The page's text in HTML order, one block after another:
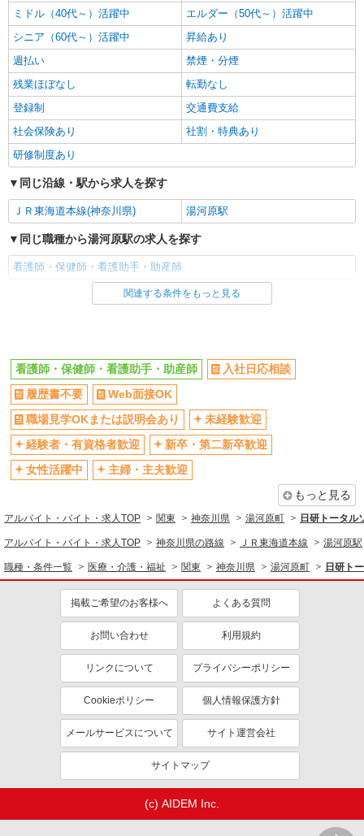
ミドル（40代～）活躍中
エルダー（50代～）活躍中
シニア（60代～）活躍中
昇給あり
週払い
禁煙・分煙
残業ほぼなし
転勤なし
登録制
交通費支給
社会保険あり
社割・特典あり
研修制度あり
同じ沿線・駅から求人を探す
ＪＲ東海道本線(神奈川県) 湯河原駅
同じ職種から湯河原駅の求人を探す
看護師・保健師・看護助手・助産師
同じ雇用形態から湯河原駅の求人を探す
入社日応相談
履歴書不要
Web面接OK
未経験歓迎
経験者・有資格者歓迎
新卒・第二新卒歓迎
女性活躍中
主婦・主夫歓迎
フリーター歓迎
ミドル（40代～）活躍中
エルダー（50代～）活躍中
シニア（60代～）活躍中
昇給あり
週払い
禁煙・分煙
残業ほぼなし
転勤なし
交通費支給
社割・特典あり
同じ職種から求人を探す
医療・介護・福祉
ミドル（40代～）活躍中
交通費支給
社会保険あり
関連する条件をもっと見る
看護師・保健師・看護助手・助産師
入社日応相談
履歴書不要
Web面接OK
職場見学OKまたは説明会あり
未経験歓迎
経験者・有資格者歓迎
新卒・第二新卒歓迎
女性活躍中
主婦・主夫歓迎
もっと見る
アルバイト・バイト・求人TOP 関東 神奈川県 湯河原町 日研トータ
アルバイト・バイト・求人TOP 神奈川県の路線 ＪＲ東海道本線 湯河原駅
職種・条件一覧 医療・介護・福祉 関東 神奈川県 湯河原町 日研ト
掲載ご希望のお客様へ よくある質問
お問い合わせ 利用規約
リンクについて プライバシーポリシー
Cookieポリシー 個人情報保護方針
メールサービスについて サイト運営会社
サイトマップ
(c) AIDEM Inc.